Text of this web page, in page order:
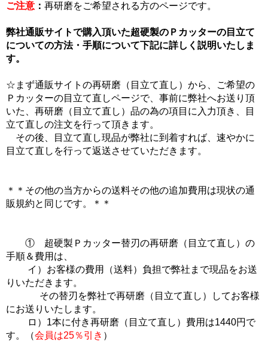
ご注意 ： 再研磨をご希望される方のページです。
弊社通販サイトで購入頂いた超硬製のＰカッターの目立て
についての方法・手順について下記に詳しく説明いたしま
す。
☆まず通販サイトの再研磨（目立て直し）から、ご希望の
Ｐカッターの目立て直しページで、事前に弊社へお送り頂
いた、再研磨（目立て直し）品の為の項目に入力頂き、目
立て直しの注文を行って頂きます。
その後、目立て直し現品が弊社に到着すれば、速やかに
目立て直しを行って返送させていただきます。
＊＊その他の当方からの送料その他の追加費用は現状の通
販規約と同じです。＊＊
① 超硬製Ｐカッター替刃の再研磨（目立て直し）の
手順＆費用は、
イ）お客様の費用（送料）負担で弊社まで現品をお送
りいただきます。
その替刃を弊社で再研磨（目立て直し）してお客様
にお送りいたします。
ロ）1本に付き再研磨（目立て直し）費用は1440円で
す。（会員は25％引き ）